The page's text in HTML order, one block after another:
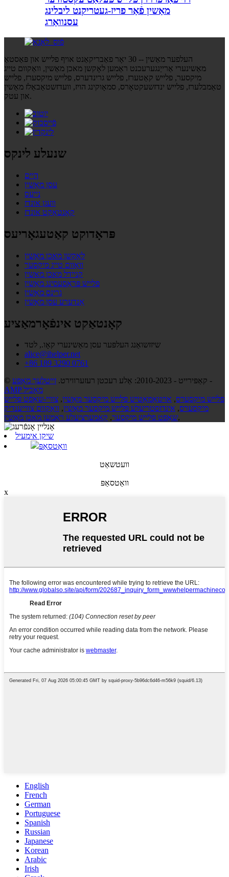
מאַשין פֿאַר פריז-געטריקנט ליבלינג
עסנוואַרג
העלפער מאַשין -- 30 יאָר פאַבריקאַנט אויף פלייש און פּאַסטאַ
מאַשינערי אַרייַנגערעכנט ראַמען לאָקשן מאכן מאַשין, וואַקוום טייג
מיקסער, פלייש קאַטערז, פלייש גרינדערס, פלייש מיקסערז, פלייש
טאַמבלערז, פלייש ינדזשעקטאָרס, סמאָוקינג הויז, וועדזשטאַבאַלז מאַשין
און עטק.
שנעלע לינקס
היים
עסן מאַשין
נייעס
וועגן אונדז
קאָנטאַקט אונדז
פּראָדוקט קאַטעגאָריעס
לאָקשן מאכן מאַשין
וואַוום טייג מיקסער
קניידל מאכן מאשין
פלייש פּראַסעסינג מאַשין
גרינס מאַשין
אַנדערע עסן מאַשין
קאָנטאַקט אינפֿאָרמאַציע
שיזזשואַנג העלפּער עסן מאַשינערי קאָו., לטד
alice@ihelper.net
+86 189 3290 0761
© קאַפּירייט - 2010-2023: אַלע רעכטן רעזערווירט.
זייטלעך מאַפּע
-
AMP מאָביל
פלייש מיקסערס, אויטאָמאַטיש פלייש מיקסער מאַשין, צוויי-שאַפט פלייש
מיקסערס, אינדוסטריעלע פלייש מיקסער מאַשין, וואַקוום צווייענדיק
שאַפט פלייש מיקסער, קאמערציעלע ראַמען מאכן מאַשין ,
שיקן אימעיל
וואַטסאַפּ
וועטשאַט
וואַטסאַפּ
x
English
French
German
Portuguese
Spanish
Russian
Japanese
Korean
Arabic
Irish